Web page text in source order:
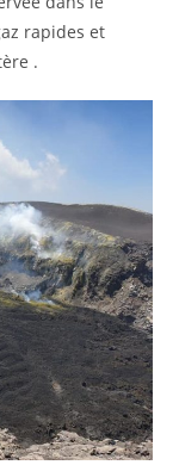
rapides et
.